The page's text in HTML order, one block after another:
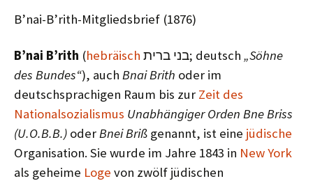
B’nai-B’rith-Mitgliedsbrief (1876)
B’nai B’rith (hebräisch בני ברית; deutsch „Söhne
des Bundes“), auch Bnai Brith oder im
deutschsprachigen Raum bis zur Zeit des
Nationalsozialismus Unabhängiger Orden Bne Briss
(U.O.B.B.) oderBnei Briß genannt, ist eine jüdische
Organisation. Sie wurde im Jahre 1843 in New York
als geheime Loge von zwölf jüdischen